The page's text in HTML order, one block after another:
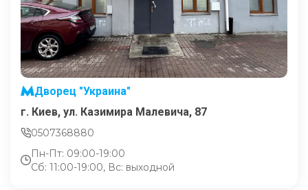
Дворец "Украина"
г. Киев, ул. Казимира Малевича, 87
0507368880
Пн-Пт: 09:00-19:00
Сб: 11:00-19:00, Вс: выходной